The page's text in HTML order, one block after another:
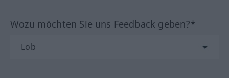
Wozu möchten Sie uns Feedback geben?*